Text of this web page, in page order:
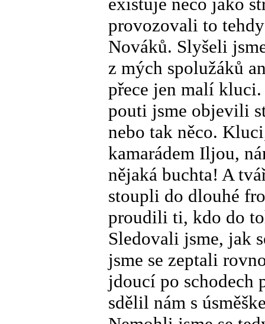
provozovali to
Nováků. Slyšeli
z mých spolužáků
přece jen malí
pouti jsme objevili
nebo tak něco.
kamarádem Iljou,
nějaká buchta! A
stoupli do dlouhé
proudili ti, kdo do
Sledovali jsme, jak
jsme se zeptali
jdoucí po schodech
sdělil nám s